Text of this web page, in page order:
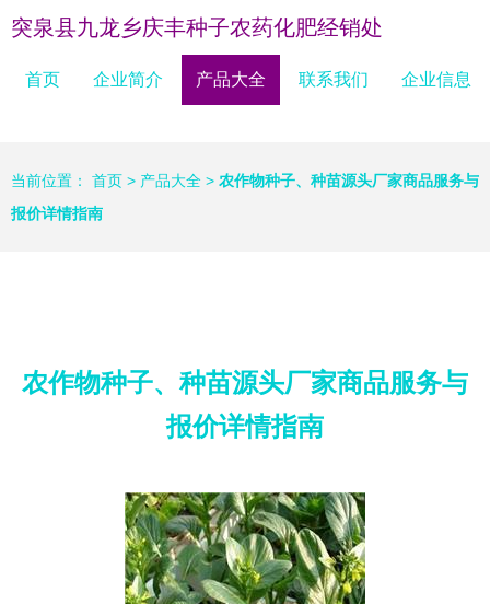
突泉县九龙乡庆丰种子农药化肥经销处
首页 企业简介 产品大全 联系我们 企业信息
当前位置： 首页 > 产品大全 > 农作物种子、种苗源头厂家商品服务与
报价详情指南
农作物种子、种苗源头厂家商品服务与
报价详情指南